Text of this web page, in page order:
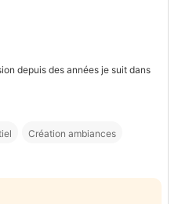
depuis des années je suit dans
Création ambiances